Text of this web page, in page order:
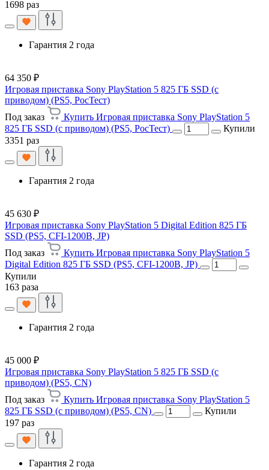
1698 раз
Гарантия 2 года
64 350 ₽
Игровая приставка Sony PlayStation 5 825 ГБ SSD (c
приводом) (PS5, РосТест)
Под заказ
Купить Игровая приставка Sony PlayStation 5
825 ГБ SSD (c приводом) (PS5, РосТест)
Купили
3351 раз
Гарантия 2 года
45 630 ₽
Игровая приставка Sony PlayStation 5 Digital Edition 825 ГБ
SSD (PS5, CFI-1200B, JP)
Под заказ
Купить Игровая приставка Sony PlayStation 5
Digital Edition 825 ГБ SSD (PS5, CFI-1200B, JP)
Купили
163 раза
Гарантия 2 года
45 000 ₽
Игровая приставка Sony PlayStation 5 825 ГБ SSD (c
приводом) (PS5, CN)
Под заказ
Купить Игровая приставка Sony PlayStation 5
825 ГБ SSD (c приводом) (PS5, CN)
Купили
197 раз
Гарантия 2 года